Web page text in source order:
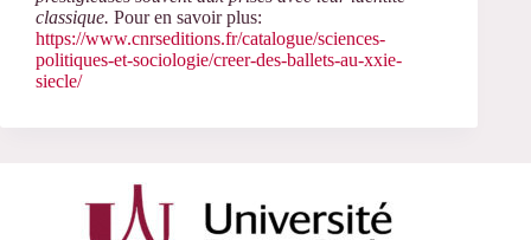
classique. Pour en savoir plus:
https://www.cnrseditions.fr/catalogue/sciences-
politiques-et-sociologie/creer-des-ballets-au-xxie-
siecle/